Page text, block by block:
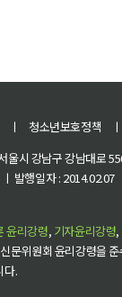
ㅣ 청소년보호정책 ㅣ
울시 강남구 강남대로
발행일자 :
윤리강령, 기자윤리강령,
문위원회 윤리강령을
다.